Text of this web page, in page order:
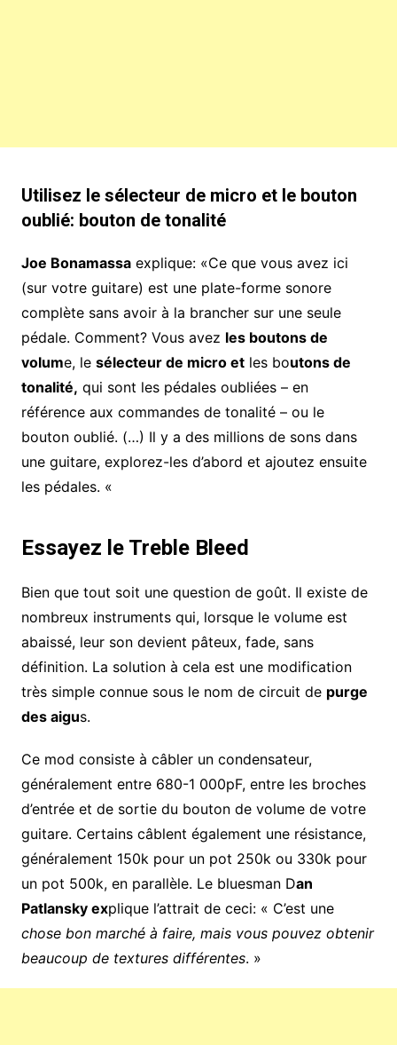
Utilisez le sélecteur de micro et le bouton
oublié: bouton de tonalité
Joe Bonamassaexplique: «Ce que vous avez ici
(sur votre guitare) est une plate-forme sonore
complète sans avoir à la brancher sur une seule
pédale. Comment? Vous avez les boutons de
volume, le sélecteur de micro etles boutons de
tonalité, qui sont les pédales oubliées – en
référence aux commandes de tonalité – ou le
bouton oublié. (…) Il y a des millions de sons dans
une guitare, explorez-les d’abord et ajoutez ensuite
les pédales. «
Essayez le Treble Bleed
Bien que tout soit une question de goût. Il existe de
nombreux instruments qui, lorsque le volume est
abaissé, leur son devient pâteux, fade, sans
définition. La solution à cela est une modification
très simple connue sous le nom de circuit de purge
des aigus.
Ce mod consiste à câbler un condensateur,
généralement entre 680-1 000pF, entre les broches
d’entrée et de sortie du bouton de volume de votre
guitare. Certains câblent également une résistance,
généralement 150k pour un pot 250k ou 330k pour
un pot 500k, en parallèle. Le bluesman Dan
Patlansky explique l’attrait de ceci: « C’est une
chose bon marché à faire, mais vous pouvez obtenir
beaucoup de textures différentes. »